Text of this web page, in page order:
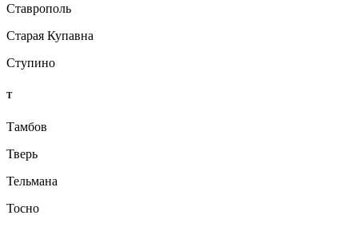
Ставрополь
Старая Купавна
Ступино
Т
Тамбов
Тверь
Тельмана
Тосно